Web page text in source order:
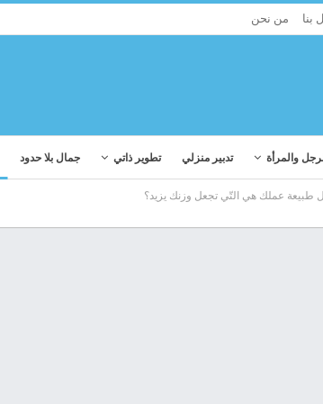
بنا من نحن
والمرأة تدبير منزلي تطوير ذاتي جمال بلا حدود
طبيعة عملك هي التّي تجعل وزنك يزيد؟